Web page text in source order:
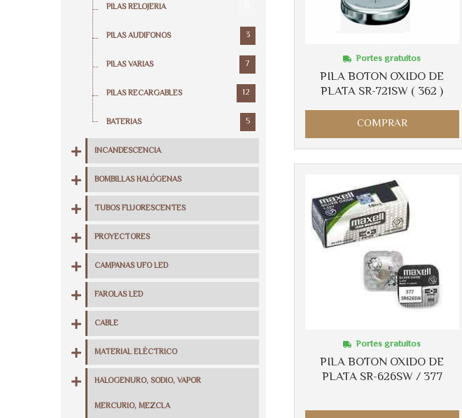
PILAS RELOJERIA
PILAS AUDIFONOS 3
PILAS VARIAS 7
PILAS RECARGABLES 12
BATERIAS 5
INCANDESCENCIA
BOMBILLAS HALÓGENAS
TUBOS FLUORESCENTES
PROYECTORES
CAMPANAS UFO LED
FAROLAS LED
CABLE
MATERIAL ELÉCTRICO
HALOGENURO, SODIO, VAPOR
MERCURIO, MEZCLA
PILA BOTON OXIDO DE
PLATA SR-721SW ( 362 )
Portes gratuitos
COMPRAR
PILA BOTON OXIDO DE
PLATA SR-626SW / 377
Portes gratuitos